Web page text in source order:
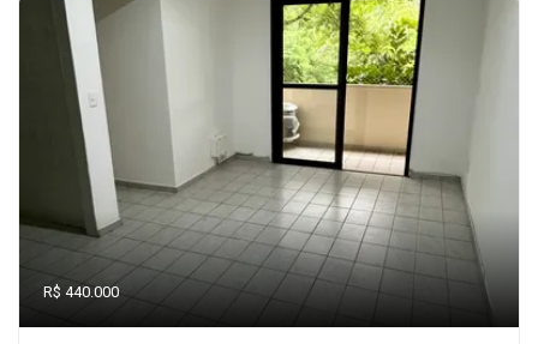
R$ 440.000